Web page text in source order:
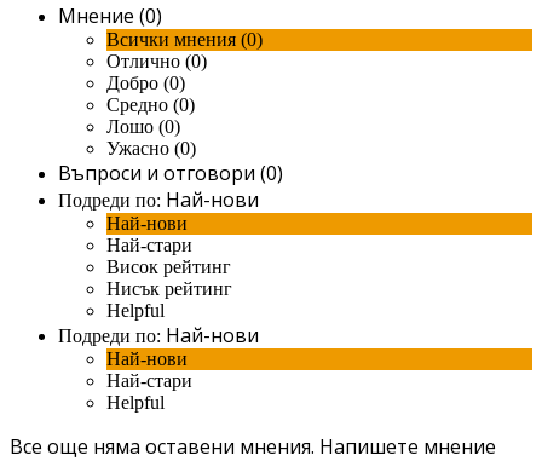
Мнение (0)
Всички мнения (0)
Отлично (0)
Добро (0)
Средно (0)
Лошо (0)
Ужасно (0)
Въпроси и отговори (0)
Подреди по: Най-нови
Най-нови
Най-стари
Висок рейтинг
Нисък рейтинг
Helpful
Подреди по: Най-нови
Най-нови
Най-стари
Helpful
Все още няма оставени мнения. Напишете мнение